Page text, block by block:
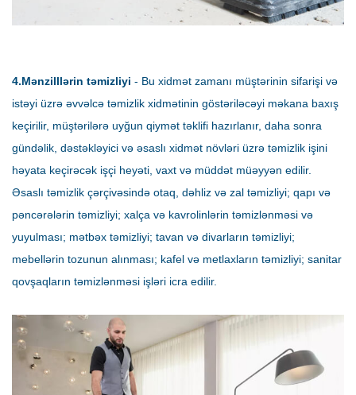
4.Mənzilllərin təmizliyi - Bu xidmət zamanı müştərinin sifarişi və
istəyi üzrə əvvəlcə təmizlik xidmətinin göstəriləcəyi məkana baxış
keçirilir, müştərilərə uyğun qiymət təklifi hazırlanır, daha sonra
gündəlik, dəstəkləyici və əsaslı xidmət növləri üzrə təmizlik işini
həyata keçirəcək işçi heyəti, vaxt və müddət müəyyən edilir.
Əsaslı təmizlik çərçivəsində otaq, dəhliz və zal təmizliyi; qapı və
pəncərələrin təmizliyi; xalça və kavrolinlərin təmizlənməsi və
yuyulması; mətbəx təmizliyi; tavan və divarların təmizliyi;
mebellərin tozunun alınması; kafel və metlaxların təmizliyi; sanitar
qovşaqların təmizlənməsi işləri icra edilir.